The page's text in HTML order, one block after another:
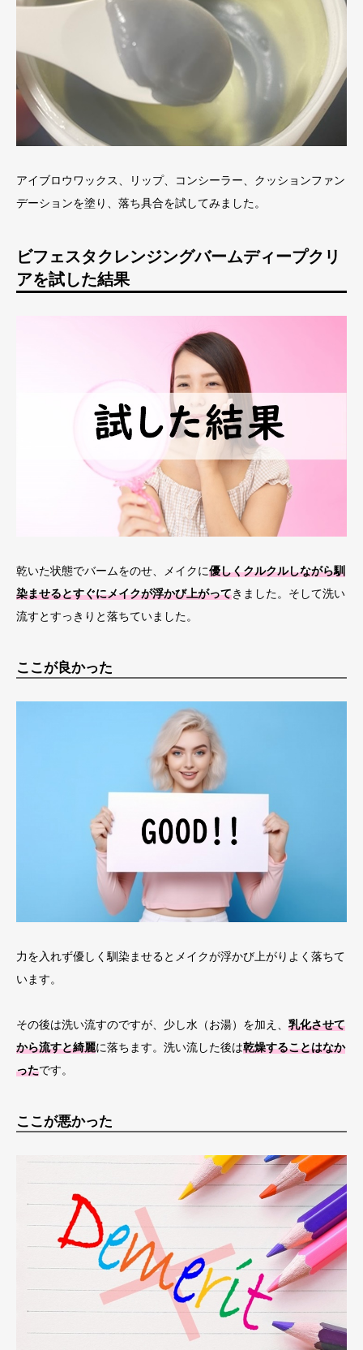
アイブロウワックス、リップ、コンシーラー、クッションファン
デーションを塗り、落ち具合を試してみました。
ビフェスタクレンジングバームディープクリ
アを試した結果
乾いた状態でバームをのせ、メイクに優しくクルクルしながら馴
染ませるとすぐにメイクが浮かび上がってきました。そして洗い
流すとすっきりと落ちていました。
ここが良かった
力を入れず優しく馴染ませるとメイクが浮かび上がりよく落ちて
います。
その後は洗い流すのですが、少し水（お湯）を加え、 乳化させて
から流すと綺麗に落ちます。洗い流した後は乾燥することはなか
ったです。
ここが悪かった